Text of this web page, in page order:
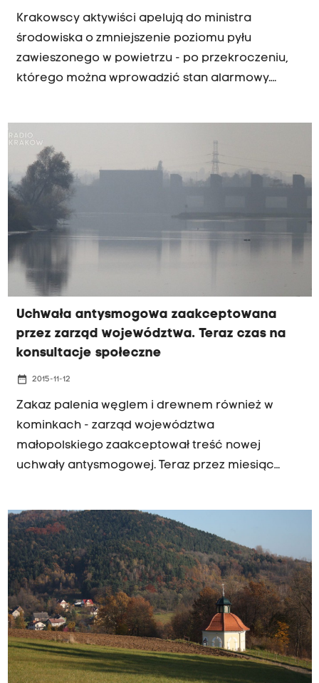
Krakowscy aktywiści apelują do ministra
środowiska o zmniejszenie poziomu pyłu
zawieszonego w powietrzu - po przekroczeniu,
którego można wprowadzić stan alarmowy.
Węgrzech.
Uchwała antysmogowa zaakceptowana
przez zarząd województwa. Teraz czas na
konsultacje społeczne
date_range 2015-11-12
Zakaz palenia węglem i drewnem również w
kominkach - zarząd województwa
małopolskiego zaakceptował treść nowej
uchwały antysmogowej. Teraz przez miesiąc
uchwałą zajmą się radni. To oznacza, że przepisy
zakazujące palenia węglem w Krakowie mogłyby
wejść w życie na początku 2019 roku.